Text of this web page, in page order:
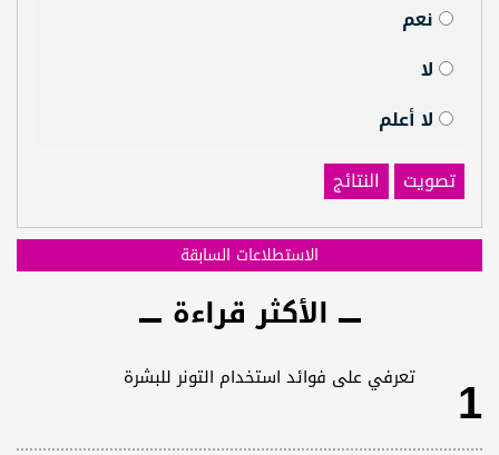
نعم
لا
لا أعلم
تصويت
النتائج
الاستطلاعات السابقة
الأكثر قراءة
1 تعرفي على فوائد استخدام التونر للبشرة